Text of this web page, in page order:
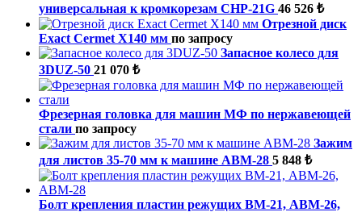
универсальная к кромкорезам СНР-21G 46 526 ₺
Отрезной диск
Exact Cermet X140 мм по запросу
Запасное колесо для
3DUZ-50 21 070 ₺
Фрезерная головка для машин МФ по нержавеющей
стали по запросу
Зажим
для листов 35-70 мм к машине ABM-28 5 848 ₺
Болт крепления пластин режущих ВМ-21, ABM-26,